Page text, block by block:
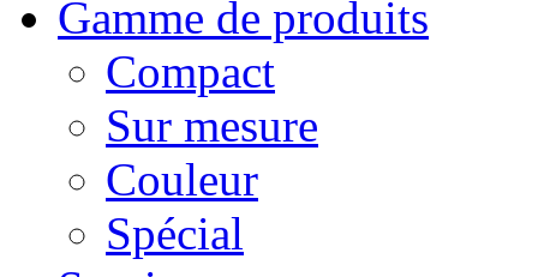
Gamme de produits
Compact
Sur mesure
Couleur
Spécial